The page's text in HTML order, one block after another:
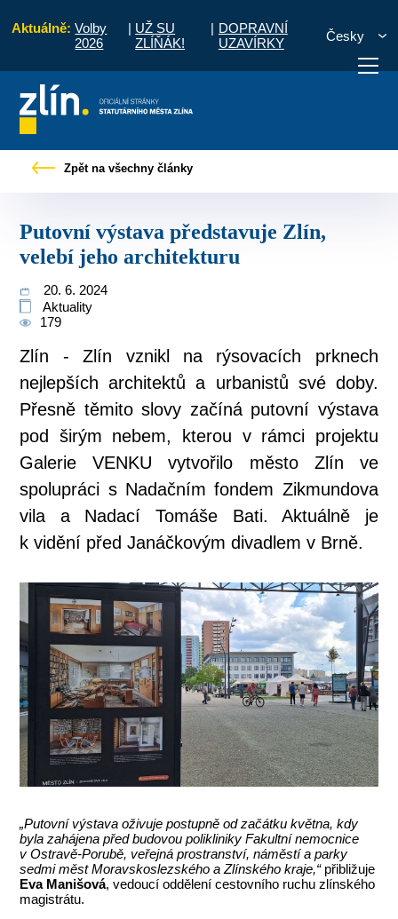
Aktuálně: Volby
2026
| UŽ SU
ZLÍŇÁK!
| DOPRAVNÍ
UZAVÍRKY
Česky
vyřídit Potřebuji zaplatit
Zpět na všechny články
Putovní výstava představuje Zlín,
velebí jeho architekturu
20. 6. 2024
Aktuality
179
Zlín - Zlín vznikl na rýsovacích prknech
nejlepších architektů a urbanistů své doby.
Přesně těmito slovy začíná putovní výstava
pod širým nebem, kterou v rámci projektu
Galerie VENKU vytvořilo město Zlín ve
spolupráci s Nadačním fondem Zikmundova
vila a Nadací Tomáše Bati. Aktuálně je
k vidění před Janáčkovým divadlem v Brně.
„Putovní výstava oživuje postupně od začátku května, kdy
byla zahájena před budovou polikliniky Fakultní nemocnice
v Ostravě-Porubě, veřejná prostranství, náměstí a parky
sedmi měst Moravskoslezského a Zlínského kraje,“přibližuje
Eva Manišová, vedoucí oddělení cestovního ruchu zlínského
magistrátu.